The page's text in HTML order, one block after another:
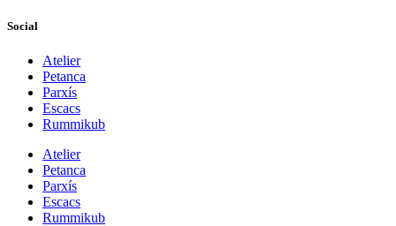
Social
Atelier
Petanca
Parxís
Escacs
Rummikub
Atelier
Petanca
Parxís
Escacs
Rummikub